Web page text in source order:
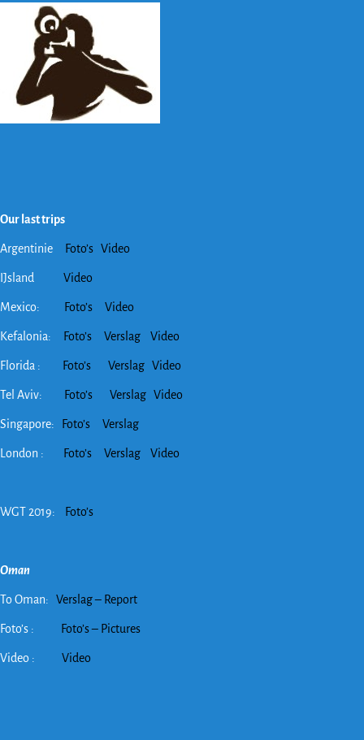
Our last trips
Argentinie Foto’s Video
IJsland Video
Mexico: Foto’s Video
Kefalonia: Foto’s Verslag Video
Florida : Foto’s Verslag Video
Tel Aviv: Foto’s Verslag Video
Singapore: Foto’s Verslag
London : Foto’s Verslag Video
WGT 2019: Foto’s
Oman
To Oman: Verslag – Report
Foto’s : Foto’s – Pictures
Video : Video